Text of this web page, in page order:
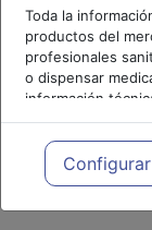
Toda la
productos del
profesionales
o dispensar
información
meramente
profesionales
cada caso
necesidades del